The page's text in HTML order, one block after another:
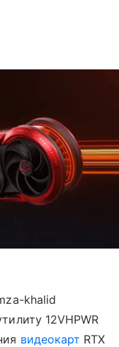
khalid
12VHPWR
видеокарт RTX